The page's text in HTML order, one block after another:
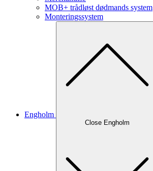
MOB+ trådløst dødmands system
Monteringssystem
Engholm
Close Engholm